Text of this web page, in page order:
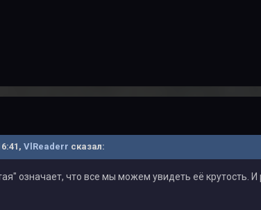
VlReaderr сказал:
означает, что все мы можем увидеть её крутость.